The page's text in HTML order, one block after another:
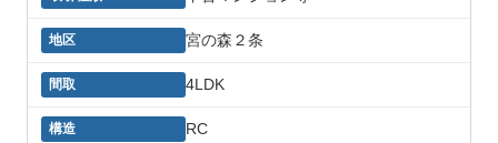
宮の森２条
4LDK
RC